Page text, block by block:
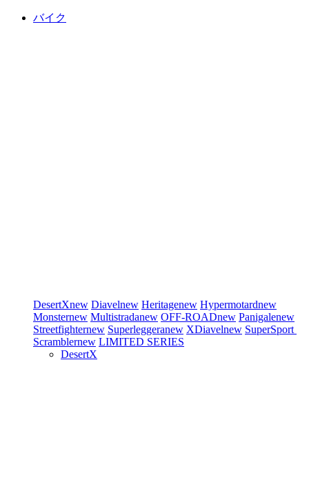
バイク
DesertXnew Diavelnew Heritagenew Hypermotardnew
Monsternew Multistradanew OFF-ROADnew Panigalenew
Streetfighternew Superleggeranew XDiavelnew SuperSport
Scramblernew LIMITED SERIES
DesertX